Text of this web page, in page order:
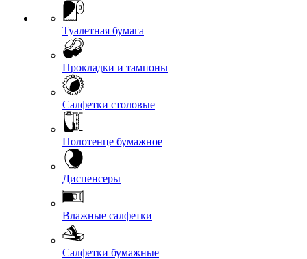
Туалетная бумага
Прокладки и тампоны
Салфетки столовые
Полотенце бумажное
Диспенсеры
Влажные салфетки
Салфетки бумажные